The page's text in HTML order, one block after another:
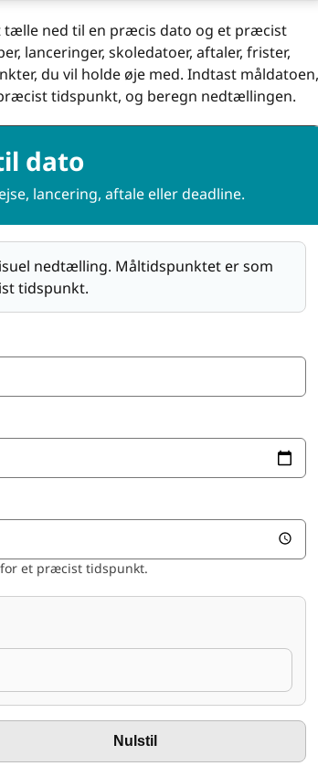
ned til en præcis dato og et præcist
lanceringer, skoledatoer, aftaler, frister,
du vil holde øje med. Indtast måldatoen,
tidspunkt, og beregn nedtællingen.
dato
lancering, aftale eller deadline.
nedtælling. Måltidspunktet er som
tidspunkt.
et præcist tidspunkt.
Nulstil